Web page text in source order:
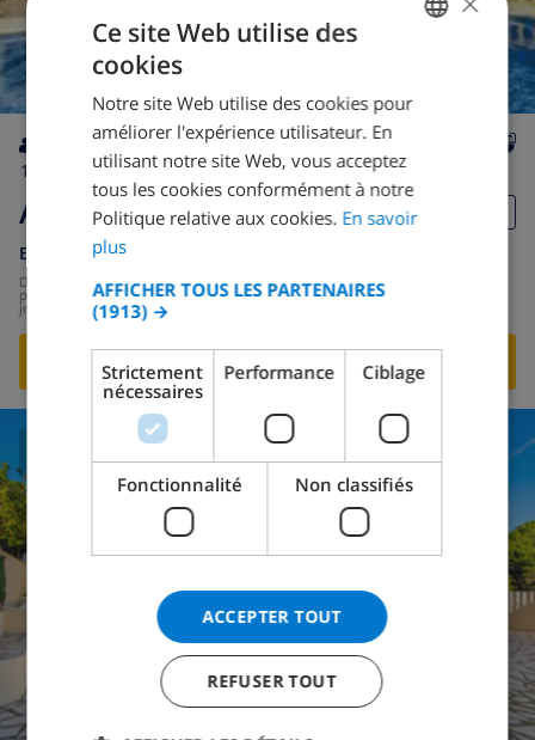
privée wifi 7
Altamira 2
Espagne - Costa Blanca
par
jour 309,62 $US
VOIR CETTE VILLA
/ 10 |5 AVIS
DUTCH
SPANISH
GERMAN
DANISH
Ce site Web utilise des
cookies
Notre site Web utilise des cookies pour
améliorer l'expérience utilisateur. En
utilisant notre site Web, vous acceptez
tous les cookies conformément à notre
Politique relative aux cookies. En savoir
plus
AFFICHER TOUS LES PARTENAIRES
(1913) →
Strictement
nécessaires
Performance Ciblage
Fonctionnalité Non classifiés
ACCEPTER TOUT
REFUSER TOUT